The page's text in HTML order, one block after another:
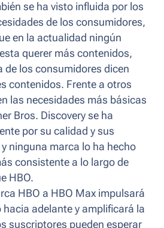
se ha visto influida por los
de los consumidores,
en la actualidad ningún
querer más contenidos,
de los consumidores dicen
contenidos. Frente a otros
las necesidades más básicas
Bros. Discovery se ha
por su calidad y sus
ninguna marca lo ha hecho
consistente a lo largo de
HBO.
HBO a HBO Max impulsará
hacia adelante y amplificará la
suscriptores pueden esperar